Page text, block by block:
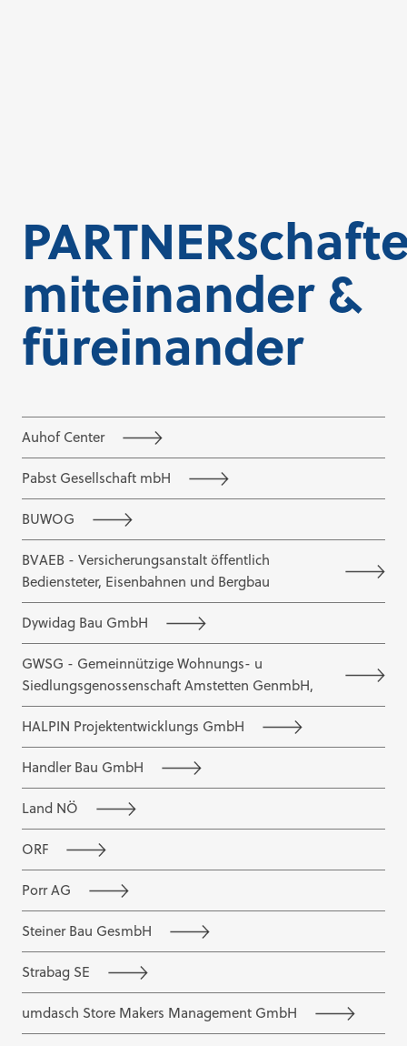
miteinander &
füreinander
Auhof Center
Pabst Gesellschaft mbH
BUWOG
BVAEB - Versicherungsanstalt öffentlich
Bediensteter, Eisenbahnen und Bergbau
Dywidag Bau GmbH
GWSG - Gemeinnützige Wohnungs- u
Siedlungsgenossenschaft Amstetten GenmbH,
HALPIN Projektentwicklungs GmbH
Handler Bau GmbH
Land NÖ
ORF
Porr AG
Steiner Bau GesmbH
Strabag SE
umdasch Store Makers Management GmbH